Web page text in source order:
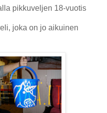
pikkuveljen 18-vuotis
joka on jo aikuinen